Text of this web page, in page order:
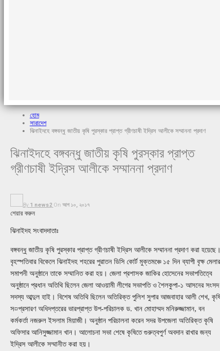
হোম
সারাদেশ
ঝিনাইদহে বঙ্গবন্ধু জাতীয় কৃষি পুরস্কার প্রাপ্ত গ্রীণচাষী ইদ্রিস আলীকে সম্মাননা প্রদাণ
ঝিনাইদহে বঙ্গবন্ধু জাতীয় কৃষি পুরস্কার প্রাপ্ত
গ্রীণচাষী ইদ্রিস আলীকে সম্মাননা প্রদাণ
By 1 news2 On আগ ১০, ২০১৭
শেয়ার করুন
ঝিনাইদহ সংবাদদাতাঃ
বঙ্গবন্ধু জাতীয় কৃষি পুরস্কার প্রাপ্ত গ্রীণচাষী ইদ্রিস আলীকে সম্মাননা প্রদাণ করা
বৃহস্পতিবার বিকেলে ঝিনাইদহ শহরের পুরাতন ডিসি কোর্ট মুক্তমঞ্চে ১৫ দিন ব্যাপী বৃক্ষ মেলার
সমাপনী অনুষ্ঠানে তাকে সম্মানিত করা হয়। জেলা প্রশাসক জাকির হোসেনের সভাপতিত্বে
অনুষ্ঠানে প্রধান অতিথি ছিলেন জেলা আওয়ামী লীগের সভাপতি ও শৈলকুপা-১ আসনের সংসদ
সদস্য আব্দুল হাই। বিশেষ অতিথি ছিলেন অতিরিক্ত পুলিশ সুপার আজবাহার আলী শেখ,
স¤প্রসারণ অধিদপ্তরের ভারপ্রাপ্ত উপ-পরিচালক ড. খান মোহাম্মদ মনিরুজ্জামান, বন
কর্মকর্তা নজরুল ইসলাম মিয়াজী। অনুষ্ঠান পরিচালনা করেন সদর উপজেলা অতিরিক্ত কৃষি
অফিসার আনিসুজ্জামান খান। আলোচনা সভা শেষে কৃষিতে গুরুত্বপুর্ণ অবদান রাখার জন্য
ইদ্রিস আলীকে সম্মানীত করা হয়।